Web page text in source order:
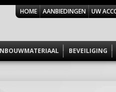
HOME AANBIEDINGEN UW
BEVEILIGING